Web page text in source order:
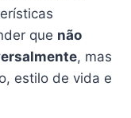
que não
, mas
estilo de vida e